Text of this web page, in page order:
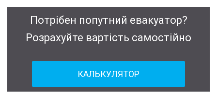
Потрібен попутний евакуатор?
Розрахуйте вартість самостійно
КАЛЬКУЛЯТОР